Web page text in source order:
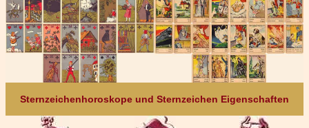
Sternzeichenhoroskope und Sternzeichen Eigenschaften